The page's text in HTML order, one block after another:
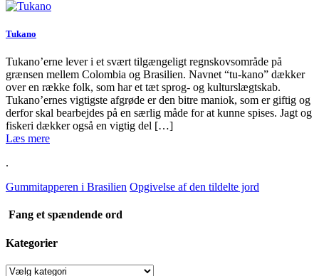
Tukano
Tukano’erne lever i et svært tilgængeligt regnskovsområde på
grænsen mellem Colombia og Brasilien. Navnet “tu-kano” dækker
over en række folk, som har et tæt sprog- og kulturslægtskab.
Tukano’ernes vigtigste afgrøde er den bitre maniok, som er giftig og
derfor skal bearbejdes på en særlig måde for at kunne spises. Jagt og
fiskeri dækker også en vigtig del […]
Læs mere
.
Gummitapperen i Brasilien Opgivelse af den tildelte jord
Fang et spændende ord
Kategorier
Kategorier